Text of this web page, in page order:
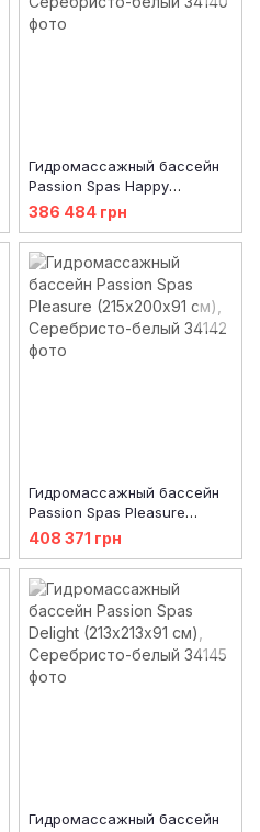
Гидромассажный бассейн
Passion Spas Happy
(213х175х83 см),
Серебристо-белый
386 484 грн
Гидромассажный бассейн
Passion Spas Pleasure
(215х200х91 см),
Серебристо-белый
408 371 грн
Гидромассажный бассейн